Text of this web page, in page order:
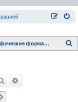
Графические форматы
Поиск